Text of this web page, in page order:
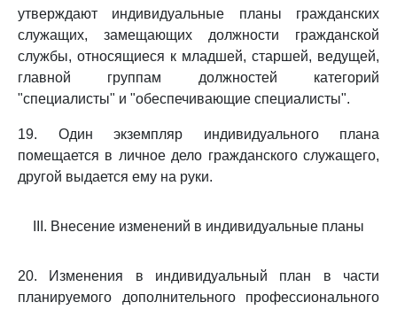
утверждают индивидуальные планы гражданских
служащих, замещающих должности гражданской
службы, относящиеся к младшей, старшей, ведущей,
главной группам должностей категорий
"специалисты" и "обеспечивающие специалисты".
19. Один экземпляр индивидуального плана
помещается в личное дело гражданского служащего,
другой выдается ему на руки.
III. Внесение изменений в индивидуальные планы
20. Изменения в индивидуальный план в части
планируемого дополнительного профессионального